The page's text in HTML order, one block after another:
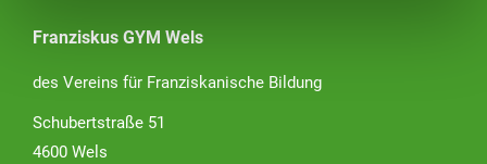
Franziskus GYM Wels
des Vereins für Franziskanische Bildung
Schubertstraße 51
4600 Wels